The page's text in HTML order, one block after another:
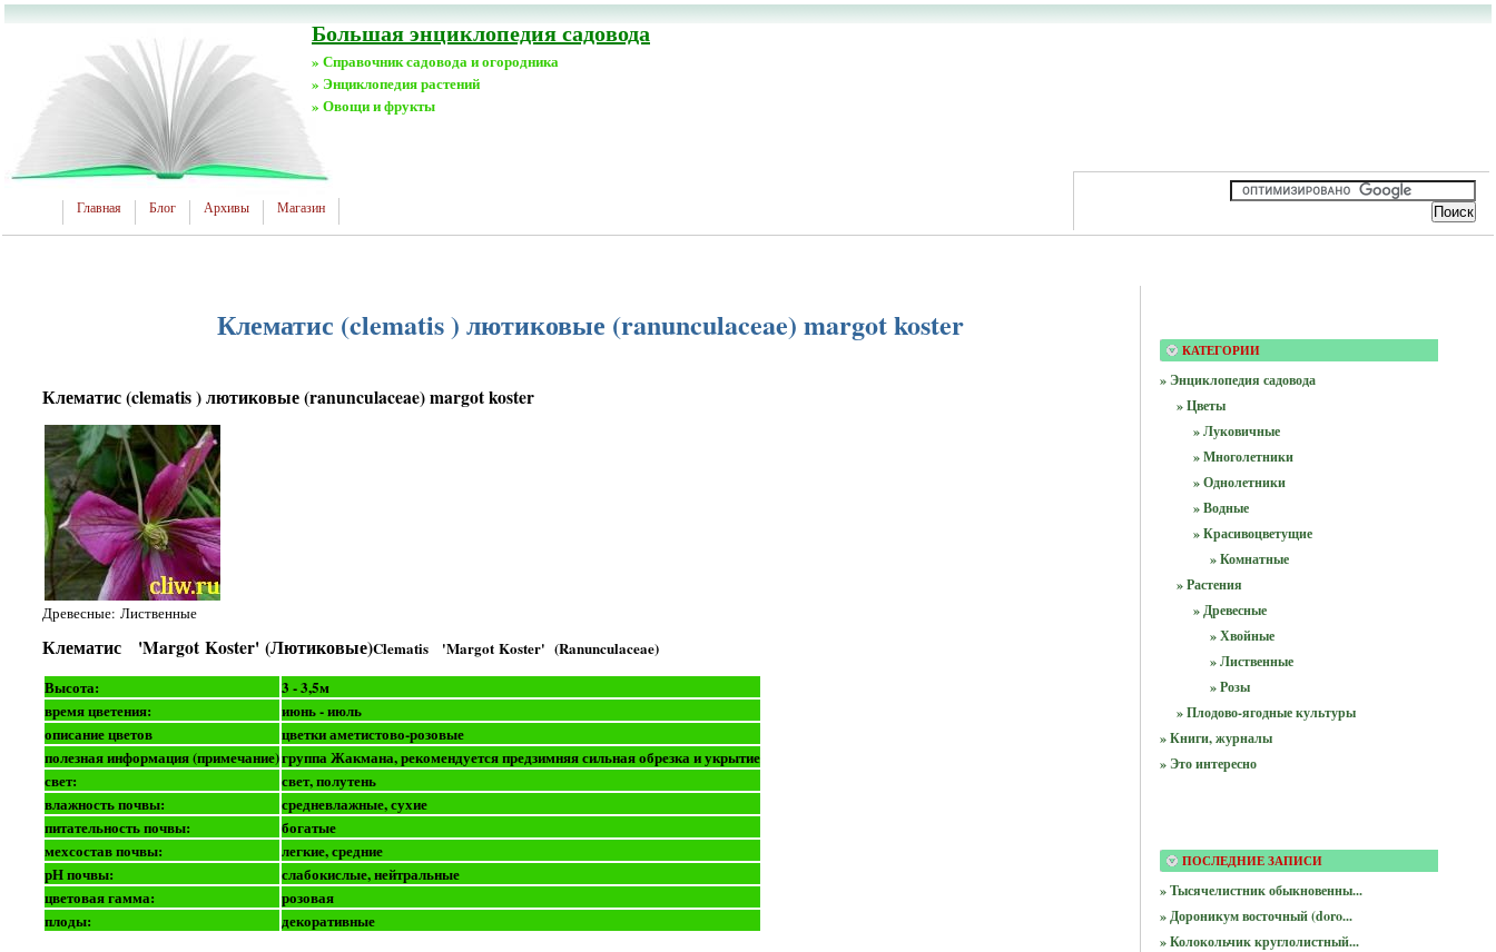
Большая энциклопедия садовода
» Справочник садовода и огородника
» Энциклопедия растений
» Овощи и фрукты
Главная Блог Архивы Магазин
Клематис (clematis ) лютиковые (ranunculaceae) margot koster
Клематис (clematis ) лютиковые (ranunculaceae) margot koster
Древесные: Лиственные
Клематис 'Margot Koster' (Лютиковые)Clematis 'Margot Koster' (Ranunculaceae)
Высота:
3 - 3,5м
время цветения:
июнь - июль
описание цветов
цветки аметистово-розовые
полезная информация (примечание)группа Жакмана, рекомендуется предзимняя сильная обрезка и укрытие
свет:
свет, полутень
влажность почвы:
средневлажные, сухие
питательность почвы:
богатые
мехсостав почвы:
легкие, средние
рН почвы:
слабокислые, нейтральные
цветовая гамма:
розовая
плоды:
декоративные
КАТЕГОРИИ
» Энциклопедия садовода
» Цветы
» Луковичные
» Многолетники
» Однолетники
» Водные
» Красивоцветущие
» Комнатные
» Растения
» Древесные
» Хвойные
» Лиственные
» Розы
» Плодово-ягодные культуры
» Книги, журналы
» Это интересно
ПОСЛЕДНИЕ ЗАПИСИ
» Тысячелистник обыкновенны...
» Дороникум восточный (doro...
» Колокольчик круглолистный...